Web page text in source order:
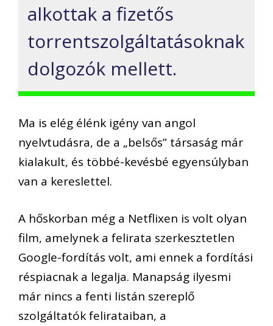
alkottak a fizetős
torrentszolgáltatásoknak
dolgozók mellett.
Ma is elég élénk igény van angol
nyelvtudásra, de a „belsős” társaság már
kialakult, és többé-kevésbé egyensúlyban
van a kereslettel.
A hőskorban még a Netflixen is volt olyan
film, amelynek a felirata szerkesztetlen
Google-fordítás volt, ami ennek a fordítási
réspiacnak a legalja. Manapság ilyesmi
már nincs a fenti listán szereplő
szolgáltatók felirataiban, a